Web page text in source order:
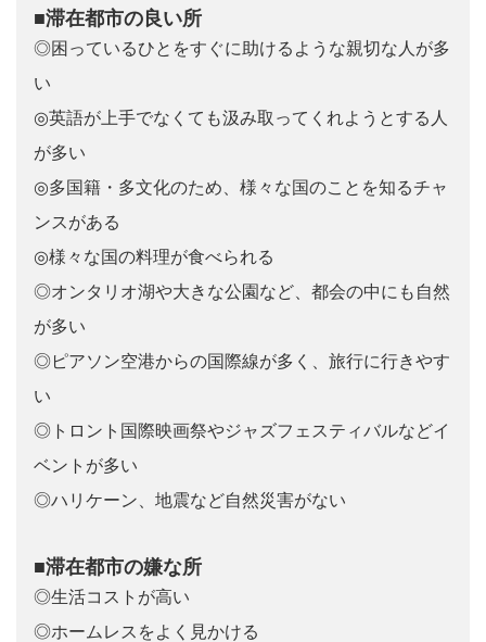
■滞在都市の良い所
◎困っているひとをすぐに助けるような親切な人が多
い
◎英語が上手でなくても汲み取ってくれようとする人
が多い
◎多国籍・多文化のため、様々な国のことを知るチャ
ンスがある
◎様々な国の料理が食べられる
◎オンタリオ湖や大きな公園など、都会の中にも自然
が多い
◎ピアソン空港からの国際線が多く、旅行に行きやす
い
◎トロント国際映画祭やジャズフェスティバルなどイ
ベントが多い
◎ハリケーン、地震など自然災害がない
■滞在都市の嫌な所
◎生活コストが高い
◎ホームレスをよく見かける